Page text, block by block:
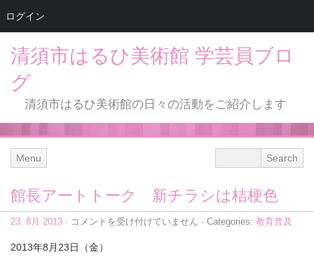
清須市はるひ美術館 学芸員ブロ
グ
清須市はるひ美術館の日々の活動をご紹介します
Menu
館長アートトーク 新チラシは桔梗色
23. 8月 2013 · 館
ア
コメントを受け付けていません · Categories: 教育普及
2013年8月23日（金）
ログイン